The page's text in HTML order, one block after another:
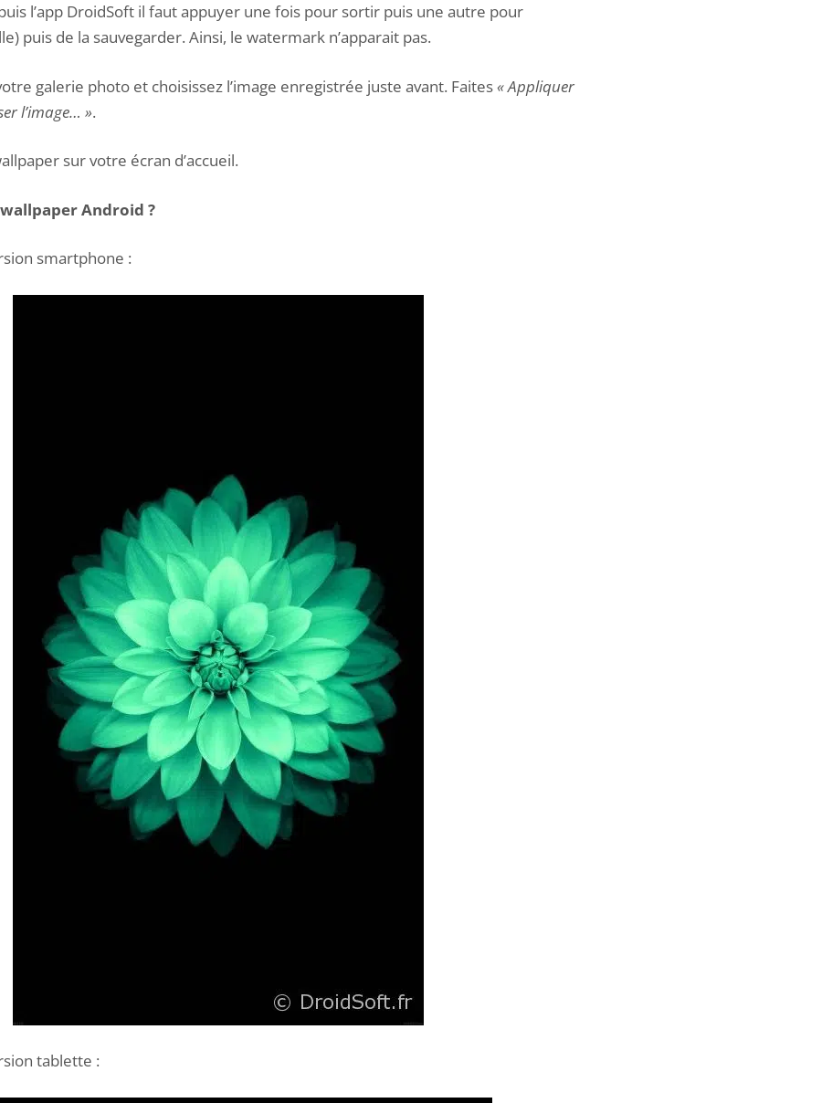
l’app DroidSoft il faut appuyer une fois pour sortir puis une autre pour
puis de la sauvegarder. Ainsi, le watermark n’apparait pas.
galerie photo et choisissez l’image enregistrée juste avant. Faites« Appliquer
l’image… ».
sur votre écran d’accueil.
Android ?
smartphone :
tablette :